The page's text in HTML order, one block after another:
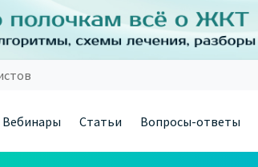
Вебинары Статьи Вопросы-ответы